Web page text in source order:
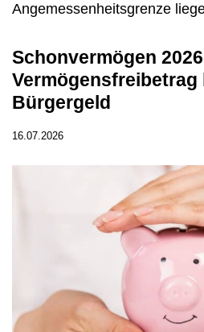
Angemessenheitsgrenze
Schonvermögen
Vermögensfreibetrag
Bürgergeld
16.07.2026